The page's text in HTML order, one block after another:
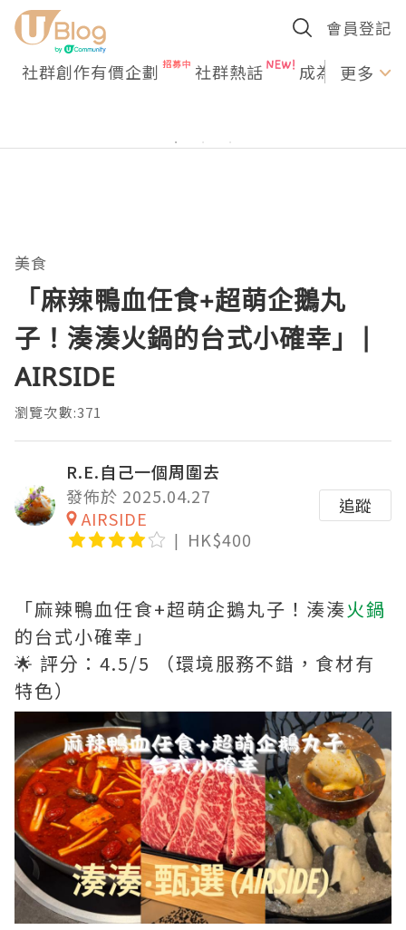
會員登記
社群創作有價企劃 社群熱話 成為U更多
美食
「麻辣鴨血任食+超萌企鵝丸
子！湊湊火鍋的台式小確幸」|
AIRSIDE
瀏覽次數:371
R.E.自己一個周圍去
發佈於 2025.04.27
AIRSIDE
HK$400
追蹤
「麻辣鴨血任食+超萌企鵝丸子！湊湊火鍋
的台式小確幸」
🌟 評分：4.5/5 （環境服務不錯，食材有
特色）